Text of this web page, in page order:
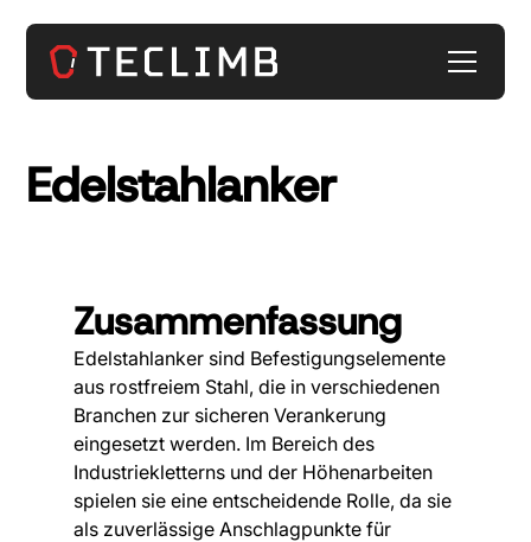
Edelstahlanker
Zusammenfassung
Edelstahlanker sind Befestigungselemente
aus rostfreiem Stahl, die in verschiedenen
Branchen zur sicheren Verankerung
eingesetzt werden. Im Bereich des
Industriekletterns und der Höhenarbeiten
spielen sie eine entscheidende Rolle, da sie
als zuverlässige Anschlagpunkte für